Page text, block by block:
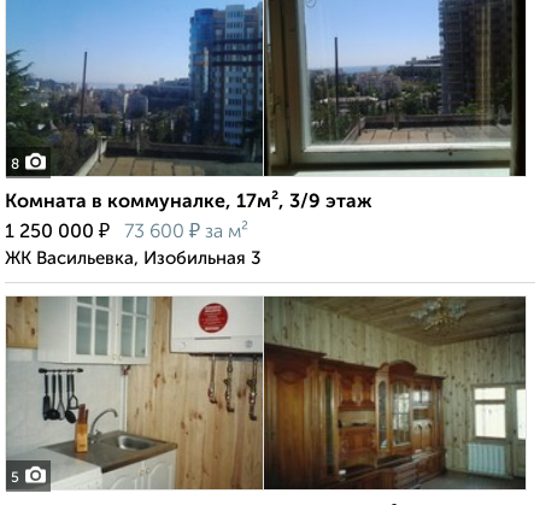
8
Комната в коммуналке, 17м², 3/9 этаж
1 250 000 ₽ 73 600 ₽ за м²
ЖК Васильевка, Изобильная 3
5